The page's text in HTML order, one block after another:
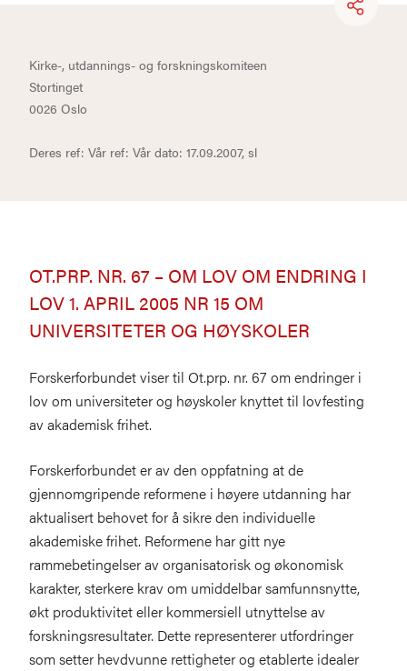
Kirke-, utdannings- og forskningskomiteen
Stortinget
0026 Oslo
Deres ref: Vår ref: Vår dato: 17.09.2007, sl
OT.PRP. NR. 67 – OM LOV OM ENDRING I
LOV 1. APRIL 2005 NR 15 OM
UNIVERSITETER OG HØYSKOLER
Forskerforbundet viser til Ot.prp. nr. 67 om endringer i
lov om universiteter og høyskoler knyttet til lovfesting
av akademisk frihet.
Forskerforbundet er av den oppfatning at de
gjennomgripende reformene i høyere utdanning har
aktualisert behovet for å sikre den individuelle
akademiske frihet. Reformene har gitt nye
rammebetingelser av organisatorisk og økonomisk
karakter, sterkere krav om umiddelbar samfunnsnytte,
økt produktivitet eller kommersiell utnyttelse av
forskningsresultater. Dette representerer utfordringer
som setter hevdvunne rettigheter og etablerte idealer